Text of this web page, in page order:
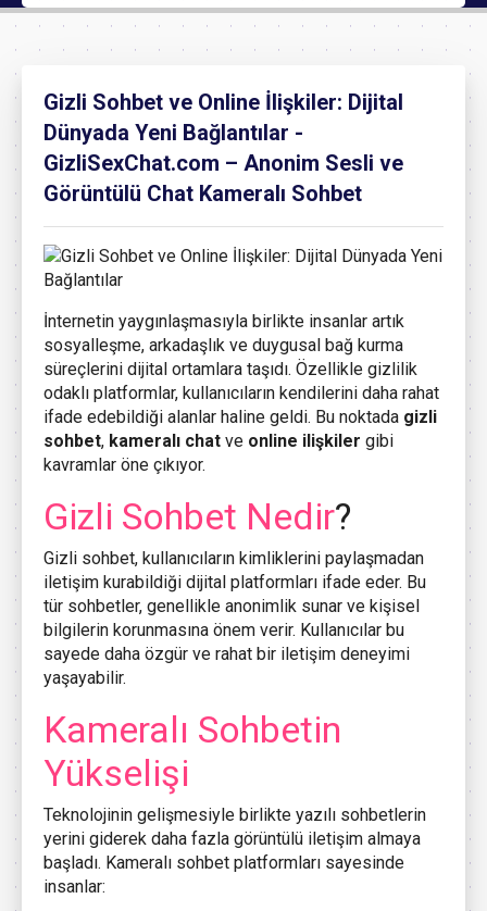
Gizli Sohbet ve Online İlişkiler: Dijital
Dünyada Yeni Bağlantılar -
GizliSexChat.com – Anonim Sesli ve
Görüntülü Chat Kameralı Sohbet
İnternetin yaygınlaşmasıyla birlikte insanlar artık
sosyalleşme, arkadaşlık ve duygusal bağ kurma
süreçlerini dijital ortamlara taşıdı. Özellikle gizlilik
odaklı platformlar, kullanıcıların kendilerini daha rahat
ifade edebildiği alanlar haline geldi. Bu noktada gizli
sohbet, kameralı chat ve online ilişkiler gibi
kavramlar öne çıkıyor.
Gizli Sohbet Nedir?
Gizli sohbet, kullanıcıların kimliklerini paylaşmadan
iletişim kurabildiği dijital platformları ifade eder. Bu
tür sohbetler, genellikle anonimlik sunar ve kişisel
bilgilerin korunmasına önem verir. Kullanıcılar bu
sayede daha özgür ve rahat bir iletişim deneyimi
yaşayabilir.
Kameralı Sohbetin
Yükselişi
Teknolojinin gelişmesiyle birlikte yazılı sohbetlerin
yerini giderek daha fazla görüntülü iletişim almaya
başladı. Kameralı sohbet platformları sayesinde
insanlar: